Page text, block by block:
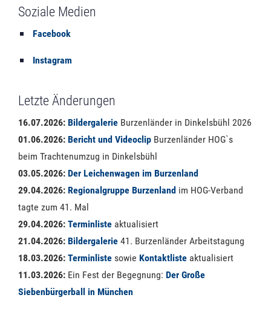
Soziale Medien
Facebook
Instagram
Letzte Änderungen
16.07.2026: Bildergalerie Burzenländer in Dinkelsbühl 2026
01.06.2026: Bericht und Videoclip Burzenländer HOG`s
beim Trachtenumzug in Dinkelsbühl
03.05.2026: Der Leichenwagen im Burzenland
29.04.2026: Regionalgruppe Burzenland im HOG-Verband
tagte zum 41. Mal
29.04.2026: Terminliste aktualisiert
21.04.2026: Bildergalerie 41. Burzenländer Arbeitstagung
18.03.2026: Terminliste sowie Kontaktliste aktualisiert
11.03.2026: Ein Fest der Begegnung: Der Große
Siebenbürgerball in München